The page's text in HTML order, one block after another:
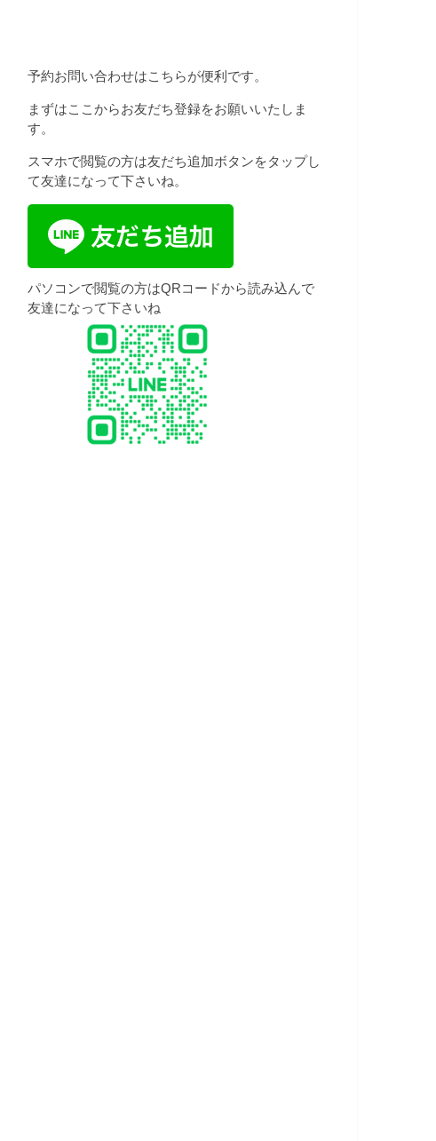
予約お問い合わせはこちらが便利です。
まずはここからお友だち登録をお願いいたしま
す。
スマホで閲覧の方は友だち追加ボタンをタップし
て友達になって下さいね。
パソコンで閲覧の方はQRコードから読み込んで
友達になって下さいね